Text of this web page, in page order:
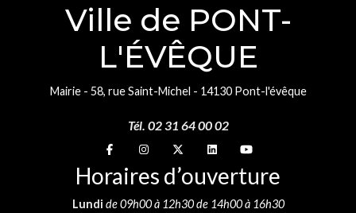
Ville de PONT-
L'ÉVÊQUE
Mairie - 58, rue Saint-Michel - 14130 Pont-l'évêque
Tél. 02 31 64 00 02
Suivez-nous sur
Suivez-nous sur
Suivez-nous sur
Suivez-nous sur
Suivez-nous sur
Horaires d’ouverture
Lundi de 09h00 à 12h30 de 14h00 à 16h30